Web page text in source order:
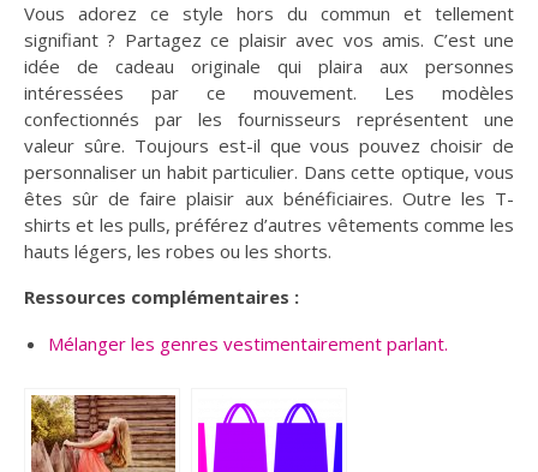
Vous adorez ce style hors du commun et tellement
signifiant ? Partagez ce plaisir avec vos amis. C’est une
idée de cadeau originale qui plaira aux personnes
intéressées par ce mouvement. Les modèles
confectionnés par les fournisseurs représentent une
valeur sûre. Toujours est-il que vous pouvez choisir de
personnaliser un habit particulier. Dans cette optique, vous
êtes sûr de faire plaisir aux bénéficiaires. Outre les T-
shirts et les pulls, préférez d’autres vêtements comme les
hauts légers, les robes ou les shorts.
Ressources complémentaires :
Mélanger les genres vestimentairement parlant.